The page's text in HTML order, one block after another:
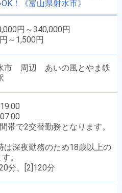
！《富山県射水市》
円～340,000円
～1,500円
市 周辺 あいの風とやま鉄
帯で2交替勤務となります。
は深夜勤務のため18歳以上の
。
分、[2]120分